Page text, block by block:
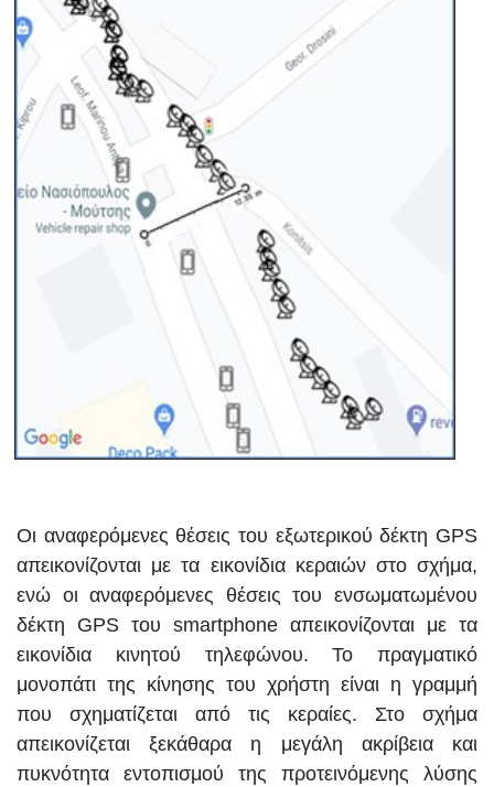
Οι αναφερόμενες θέσεις του εξωτερικού δέκτη GPS
απεικονίζονται με τα εικονίδια κεραιών στο σχήμα,
ενώ οι αναφερόμενες θέσεις του ενσωματωμένου
δέκτη GPS του smartphone απεικονίζονται με τα
εικονίδια κινητού τηλεφώνου. Το πραγματικό
μονοπάτι της κίνησης του χρήστη είναι η γραμμή
που σχηματίζεται από τις κεραίες. Στο σχήμα
απεικονίζεται ξεκάθαρα η μεγάλη ακρίβεια και
πυκνότητα εντοπισμού της προτεινόμενης λύσης